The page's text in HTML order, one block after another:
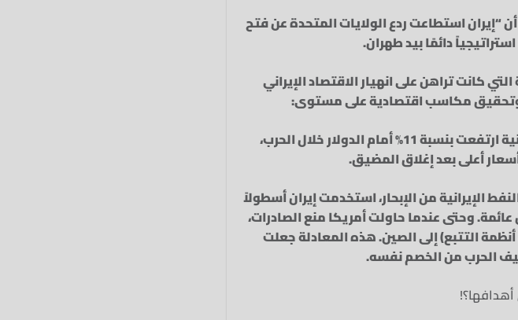
“إيران استطاعت ردع الولايات المتحدة عن فتح
دائمًا بيد طهران.
كانت تراهن على انهيار الاقتصاد الإيراني
مكاسب اقتصادية على مستوى:
تشير التحليلات إلى أن العملة الإيرانية ارتفعت بنسبة 11% أمام الدولار خلال الحرب،
أعلى بعد إغلاق المضيق.
الإيرانية من الإبحار، استخدمت إيران أسطولاً
وحتى عندما حاولت أمريكا منع الصادرات،
أنظمة التتبع) إلى الصين. هذه المعادلة جعلت
الحرب من الخصم نفسه.